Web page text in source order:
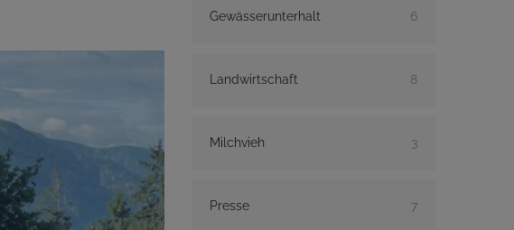
Gewässerunterhalt 6
Landwirtschaft 8
Milchvieh 3
Presse 7